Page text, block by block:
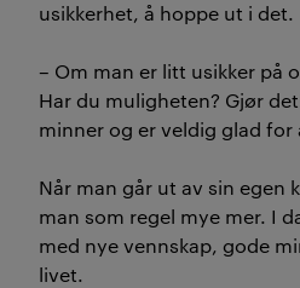
usikkerhet, å hoppe ut i det.
– Om man er litt usikker på
Har du muligheten? Gjør
minner og er veldig glad for
Når man går ut av sin egen
man som regel mye mer. I
med nye vennskap, gode
livet.